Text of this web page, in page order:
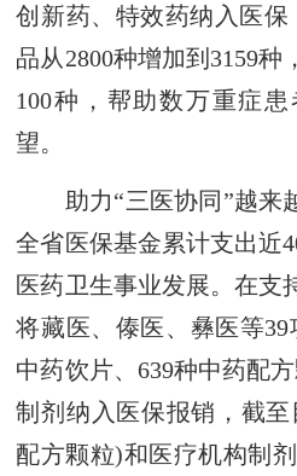
创新药、特效药纳入医
品从2800种增加到3159种
100种，帮助数万重症
望。
助力“三医协同”越来越
全省医保基金累计支出近
医药卫生事业发展。在支
将藏医、傣医、彝医等
中药饮片、639种中药配
制剂纳入医保报销，截
配方颗粒)和医疗机构制